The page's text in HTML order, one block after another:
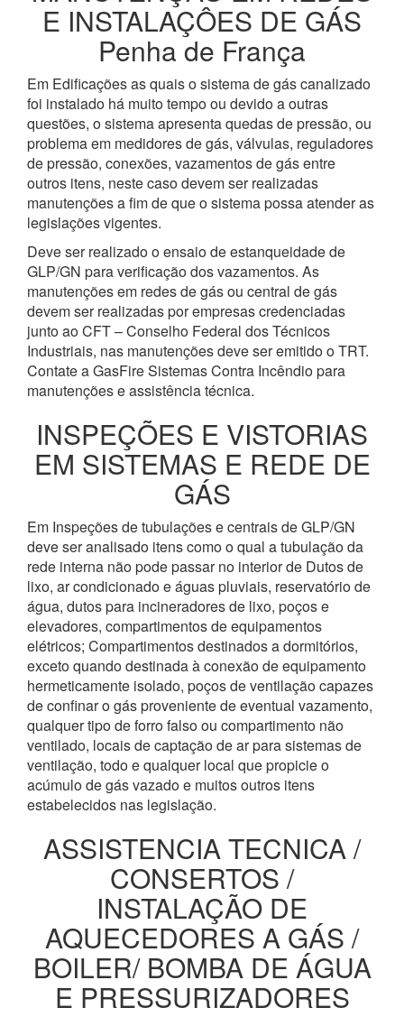
E INSTALAÇÔES DE GÁS
Penha de França
Em Edificações as quais o sistema de gás canalizado
foi instalado há muito tempo ou devido a outras
questões, o sistema apresenta quedas de pressão, ou
problema em medidores de gás, válvulas, reguladores
de pressão, conexões, vazamentos de gás entre
outros itens, neste caso devem ser realizadas
manutenções a fim de que o sistema possa atender as
legislações vigentes.
Deve ser realizado o ensaio de estanqueidade de
GLP/GN para verificação dos vazamentos. As
manutenções em redes de gás ou central de gás
devem ser realizadas por empresas credenciadas
junto ao CFT – Conselho Federal dos Técnicos
Industriais, nas manutenções deve ser emitido o TRT.
Contate a GasFire Sistemas Contra Incêndio para
manutenções e assistência técnica.
INSPEÇÕES E VISTORIAS
EM SISTEMAS E REDE DE
GÁS
Em Inspeções de tubulações e centrais de GLP/GN
deve ser analisado itens como o qual a tubulação da
rede interna não pode passar no interior de Dutos de
lixo, ar condicionado e águas pluviais, reservatório de
água, dutos para incineradores de lixo, poços e
elevadores, compartimentos de equipamentos
elétricos; Compartimentos destinados a dormitórios,
exceto quando destinada à conexão de equipamento
hermeticamente isolado, poços de ventilação capazes
de confinar o gás proveniente de eventual vazamento,
qualquer tipo de forro falso ou compartimento não
ventilado, locais de captação de ar para sistemas de
ventilação, todo e qualquer local que propicie o
acúmulo de gás vazado e muitos outros itens
estabelecidos nas legislação.
ASSISTENCIA TECNICA /
CONSERTOS /
INSTALAÇÃO DE
AQUECEDORES A GÁS /
BOILER/ BOMBA DE ÁGUA
E PRESSURIZADORES